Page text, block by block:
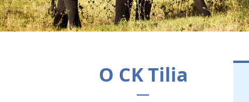
O CK Tilia